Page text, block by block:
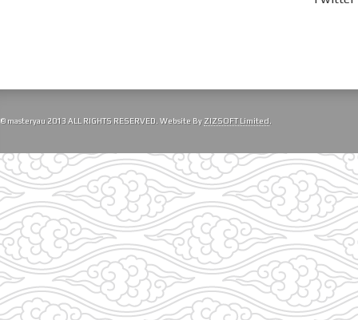
© masteryau 2013 ALL RIGHTS RESERVED. Website By ZIZSOFT Limited